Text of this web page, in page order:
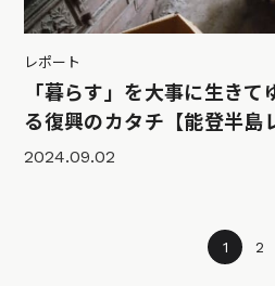
レポート
「暮らす」を大事に生き
る復興のカタチ【能登半島
2024.09.02
1 2